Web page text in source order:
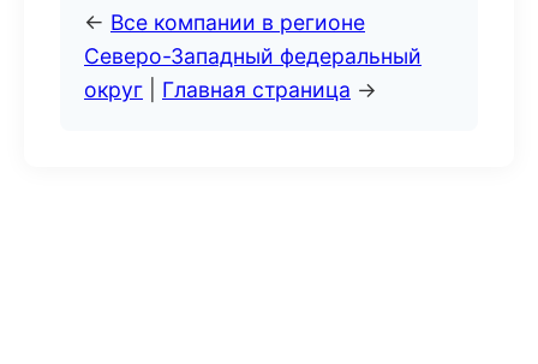
← Все компании в регионе
Северо-Западный федеральный
округ
Главная страница →